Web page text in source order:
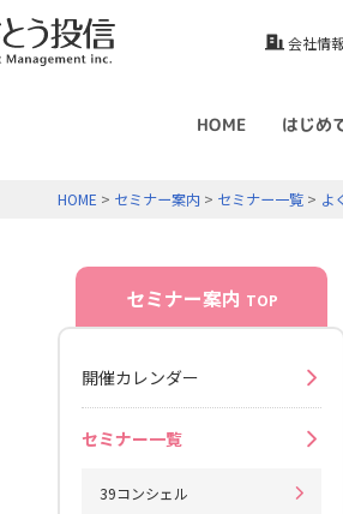
会社情
HOME はじめ
HOME > セミナー案内 > セミナー一覧 > よ
セミナー案内 TOP
開催カレンダー
セミナー一覧
39コンシェル